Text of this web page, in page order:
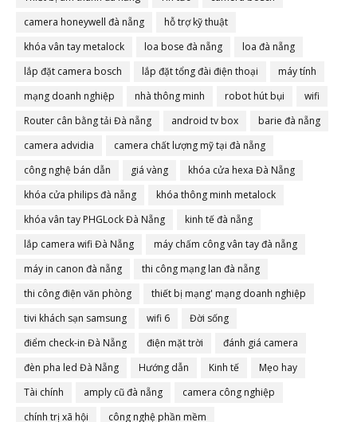
camera honeywell đà nẵng
hỗ trợ kỹ thuật
khóa vân tay metalock
loa bose đà nẵng
loa đà nẵng
lắp đặt camera bosch
lắp đặt tổng đài điện thoại
máy tính
mạng doanh nghiệp
nhà thông minh robot hút bụi
wifi
Router cân bằng tải Đà nẵng
android tv box
barie đà nẵng
camera advidia
camera chất lượng mỹ tại đà nẵng
công nghệ bán dẫn
giá vàng
khóa cửa hexa Đà Nẵng
khóa cửa philips đà nẵng
khóa thông minh metalock
khóa vân tay PHGLock Đà Nẵng
kinh tế đà nẵng
lắp camera wifi Đà Nẵng
máy chấm công vân tay đà nẵng
máy in canon đà nẵng
thi công mạng lan đà nẵng
thi công điện văn phòng
thiết bị mạng' mạng doanh nghiệp
tivi khách sạn samsung
wifi 6
Đời sống
điểm check-in Đà Nẵng
điện mặt trời
đánh giá camera
đèn pha led Đà Nẵng
Hướng dẫn Kinh tế
Mẹo hay
Tài chính
amply cũ đà nẵng
camera công nghiệp
chính trị xã hội
công nghệ phần mềm